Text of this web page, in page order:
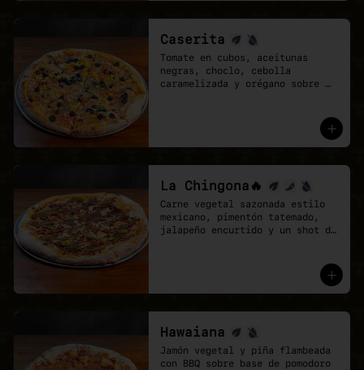
Caserita
Tomate en cubos, aceitunas
negras, choclo, cebolla
caramelizada y orégano sobre
La Chingona🔥
Carne vegetal sazonada estilo
mexicano, pimentón tatemado,
jalapeño encurtido y un shot de
Hawaiana
Jamón vegetal y piña flambeada
con BBQ sobre base de pomodoro